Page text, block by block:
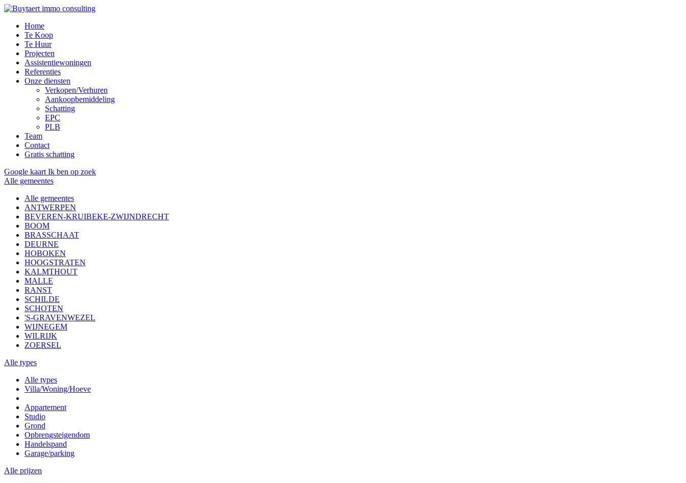
Home
Te Koop
Te Huur
Projecten
Assistentiewoningen
Referenties
Onze diensten
Verkopen/Verhuren
Aankoopbemiddeling
Schatting
EPC
PLB
Team
Contact
Gratis schatting
Google kaart Ik ben op zoek
Alle gemeentes
Alle gemeentes
ANTWERPEN
BEVEREN-KRUIBEKE-ZWIJNDRECHT
BOOM
BRASSCHAAT
DEURNE
HOBOKEN
HOOGSTRATEN
KALMTHOUT
MALLE
RANST
SCHILDE
SCHOTEN
'S-GRAVENWEZEL
WIJNEGEM
WILRIJK
ZOERSEL
Alle types
Alle types
Villa/Woning/Hoeve
Appartement
Studio
Grond
Opbrengsteigendom
Handelspand
Garage/parking
Alle prijzen